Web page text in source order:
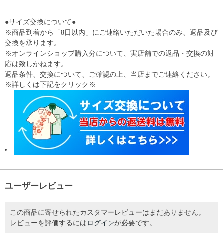
●サイズ交換について●
※商品到着から「8日以内」にご連絡いただいた場合のみ、返品及び
交換を承ります。
※オンラインショップ購入分について、実店舗での返品・交換の対
応は致しかねます。
返品条件、交換について、ご確認の上、当店までご連絡ください。
※詳しくは下記をクリック※
ユーザーレビュー
この商品に寄せられたカスタマーレビューはまだありません。
レビューを評価するには ログインが必要です。